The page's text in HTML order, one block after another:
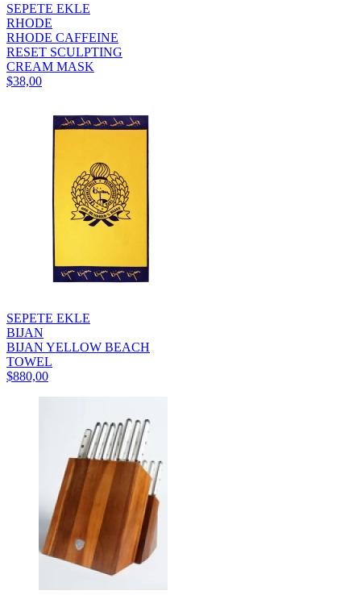
SEPETE EKLE
RHODE
RHODE CAFFEINE
RESET SCULPTING
CREAM MASK
$38,00
SEPETE EKLE
BIJAN
BIJAN YELLOW BEACH
TOWEL
$880,00